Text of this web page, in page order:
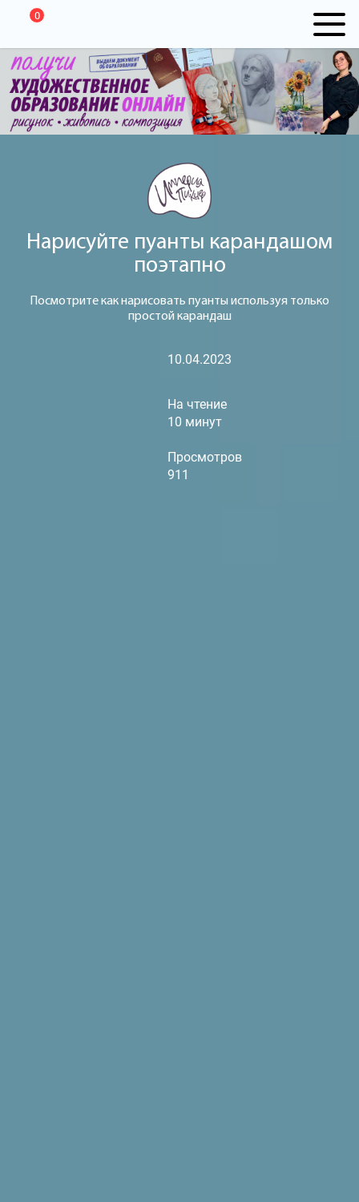
0
Нарисуйте пуанты карандашом
поэтапно
Посмотрите как нарисовать пуанты используя только
простой карандаш
10.04.2023
На чтение
10 минут
Просмотров
911